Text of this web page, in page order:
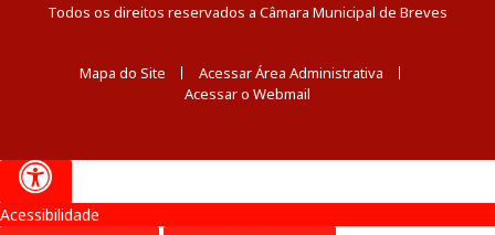
Todos os direitos reservados a Câmara Municipal de Breves
Mapa do Site
Acessar Área Administrativa
Acessar o Webmail
Acessibilidade